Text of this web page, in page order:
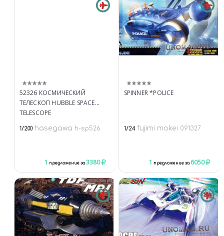
52326 КОСМИЧЕСКИЙ
ТЕЛЕСКОП HUBBLE SPACE
TELESCOPE
1/200 hasegawa h-sp526
1 предложение за3380
SPINNER *POLICE
1/24 fujimi mokei 091327
1 предложение за 6050